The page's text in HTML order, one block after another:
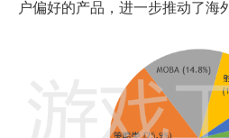
户偏好的产品，进一步推动了海